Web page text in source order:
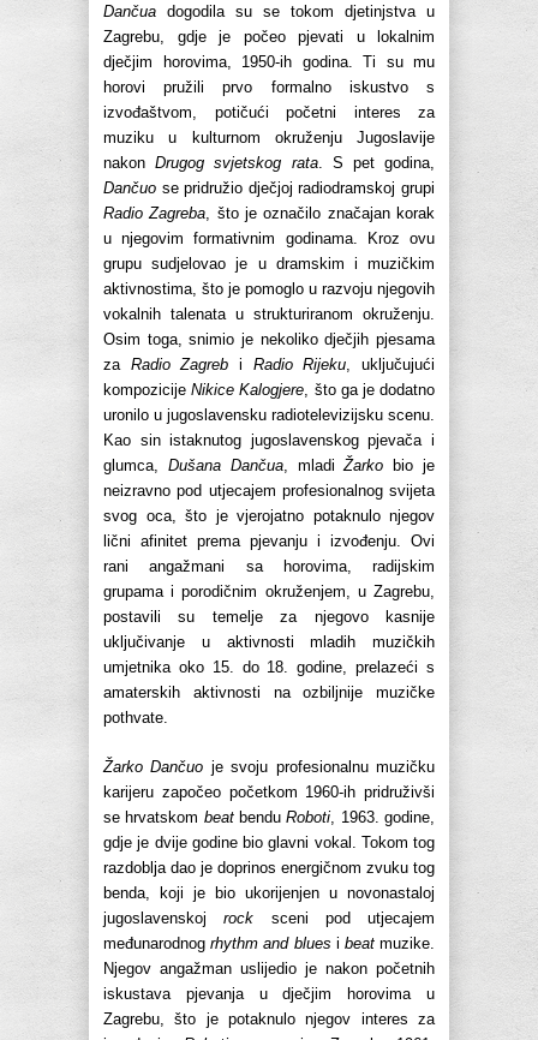
Dančua dogodila su se tokom djetinjstva u
Zagrebu, gdje je počeo pjevati u lokalnim
dječjim horovima, 1950-ih godina. Ti su mu
horovi pružili prvo formalno iskustvo s
izvođaštvom, potičući početni interes za
muziku u kulturnom okruženju Jugoslavije
nakonDrugog svjetskog rata. S pet godina,
Dančuo se pridružio dječjoj radiodramskoj grupi
Radio Zagreba , što je označilo značajan korak
u njegovim formativnim godinama. Kroz ovu
grupu sudjelovao je u dramskim i muzičkim
aktivnostima, što je pomoglo u razvoju njegovih
vokalnih talenata u strukturiranom okruženju.
Osim toga, snimio je nekoliko dječjih pjesama
za Radio Zagreb i Radio Rijeku , uključujući
kompozicijeNikice Kalogjere , što ga je dodatno
uronilo u jugoslavensku radiotelevizijsku scenu.
Kao sin istaknutog jugoslavenskog pjevača i
glumca, Dušana Dančua, mladiŽarko bio je
neizravno pod utjecajem profesionalnog svijeta
svog oca, što je vjerojatno potaknulo njegov
lični afinitet prema pjevanju i izvođenju. Ovi
rani angažmani sa horovima, radijskim
grupama i porodičnim okruženjem, u Zagrebu,
postavili su temelje za njegovo kasnije
uključivanje u aktivnosti mladih muzičkih
umjetnika oko 15. do 18. godine, prelazeći s
amaterskih aktivnosti na ozbiljnije muzičke
pothvate.
Žarko Dančuo je svoju profesionalnu muzičku
karijeru započeo početkom 1960-ih pridruživši
se hrvatskom beatbenduRoboti , 1963. godine,
gdje je dvije godine bio glavni vokal. Tokom tog
razdoblja dao je doprinos energičnom zvuku tog
benda, koji je bio ukorijenjen u novonastaloj
jugoslavenskojrock sceni pod utjecajem
međunarodnogrhythm and blues i beatmuzike.
Njegov angažman uslijedio je nakon početnih
iskustava pjevanja u dječjim horovima u
Zagrebu, što je potaknulo njegov interes za